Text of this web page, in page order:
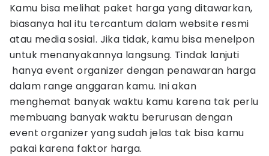
Kamu bisa melihat paket harga yang ditawarkan,
biasanya hal itu tercantum dalam website resmi
atau media sosial. Jika tidak, kamu bisa menelpon
untuk menanyakannya langsung. Tindak lanjuti
hanya event organizer dengan penawaran harga
dalam range anggaran kamu. Ini akan
menghemat banyak waktu kamu karena tak perlu
membuang banyak waktu berurusan dengan
event organizer yang sudah jelas tak bisa kamu
pakai karena faktor harga.